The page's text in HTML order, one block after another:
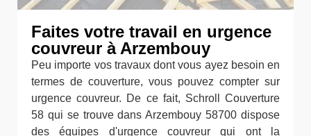
Faites votre travail en urgence
couvreur à Arzembouy
Peu importe vos travaux dont vous ayez besoin en
termes de couverture, vous pouvez compter sur
urgence couvreur. De ce fait, Schroll Couverture
58 qui se trouve dans Arzembouy 58700 dispose
des équipes d'urgence couvreur qui ont la